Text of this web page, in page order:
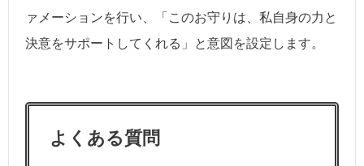
ァメーションを行い、「このお守りは、私自身の力と
決意をサポートしてくれる」と意図を設定します。
よくある質問